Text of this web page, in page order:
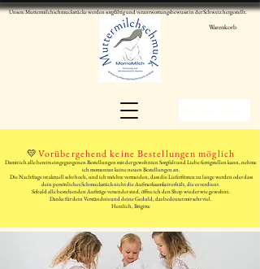
Unsere Muttermilchschmuckstücke werden sorgfältig und verantwortungsbewusst in der Schweiz hergestellt.
Warenkorb
💛Vorübergehend keine Bestellungen möglich
Damit ich alle bereits eingegangenen Bestellungen mit der gewohnten Sorgfalt und Liebe fertigstellen kann, nehme
ich momentan keine neuen Bestellungen an.
Die Nachfrage ist aktuell sehr hoch, und ich möchte vermeiden, dass die Lieferfristen zu lange werden oder dass
dein persönliches Schmuckstück nicht die Aufmerksamkeit erhält, die es verdient.
Sobald alle bestehenden Aufträge versendet sind, öffne ich den Shop wieder wie gewohnt.
Danke für dein Verständnis und deine Geduld, das bedeutet mir sehr viel.
Herzlich, Brigitte